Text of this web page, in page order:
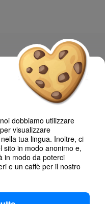
dobbiamo utilizzare
visualizzare
tua lingua. Inoltre, ci
sito in modo anonimo e,
in modo da poterci
e un caffè per il nostro